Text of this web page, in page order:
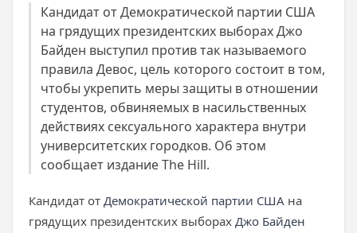
Кандидат от Демократической партии США
на грядущих президентских выборах Джо
Байден выступил против так называемого
правила Девос, цель которого состоит в том,
чтобы укрепить меры защиты в отношении
студентов, обвиняемых в насильственных
действиях сексуального характера внутри
университетских городков. Об этом
сообщает издание The Hill.
Кандидат от Демократической партии США на
грядущих президентских выборах Джо Байден